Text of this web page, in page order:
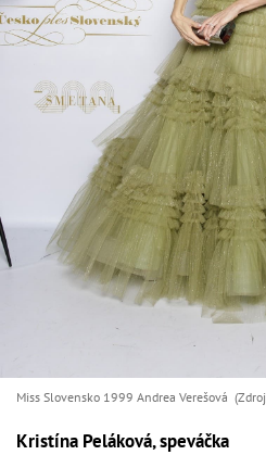
Miss Slovensko 1999 Andrea Verešová
Kristína Peláková, speváčka